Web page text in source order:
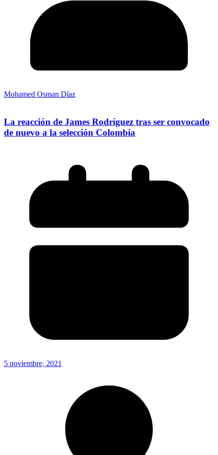
Mohamed Osman Díaz
La reacción de James Rodríguez tras ser convocado
de nuevo a la selección Colombia
5 noviembre, 2021